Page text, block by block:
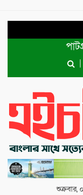
শুক্রবার,